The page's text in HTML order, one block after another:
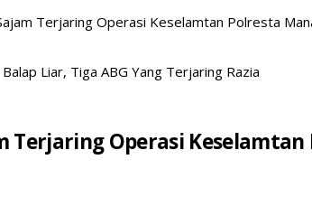
Terjaring Operasi Keselamtan Polresta
Liar, Tiga ABG Yang Terjaring Razia
Terjaring Operasi